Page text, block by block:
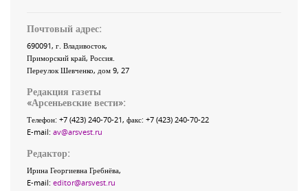
Почтовый адрес:
690091, г. Владивосток,
Приморский край, Россия
Переулок Шевченко, дом 9, 27
Редакция газеты
«Арсеньевские вести»:
Телефон: +7 (423) 240-70-21, факс: +7 (423) 240-70-22
E-mail: av@arsvest.ru
Редактор:
Ирина Георгиевна Гребнёва,
E-mail: editor@arsvest.ru